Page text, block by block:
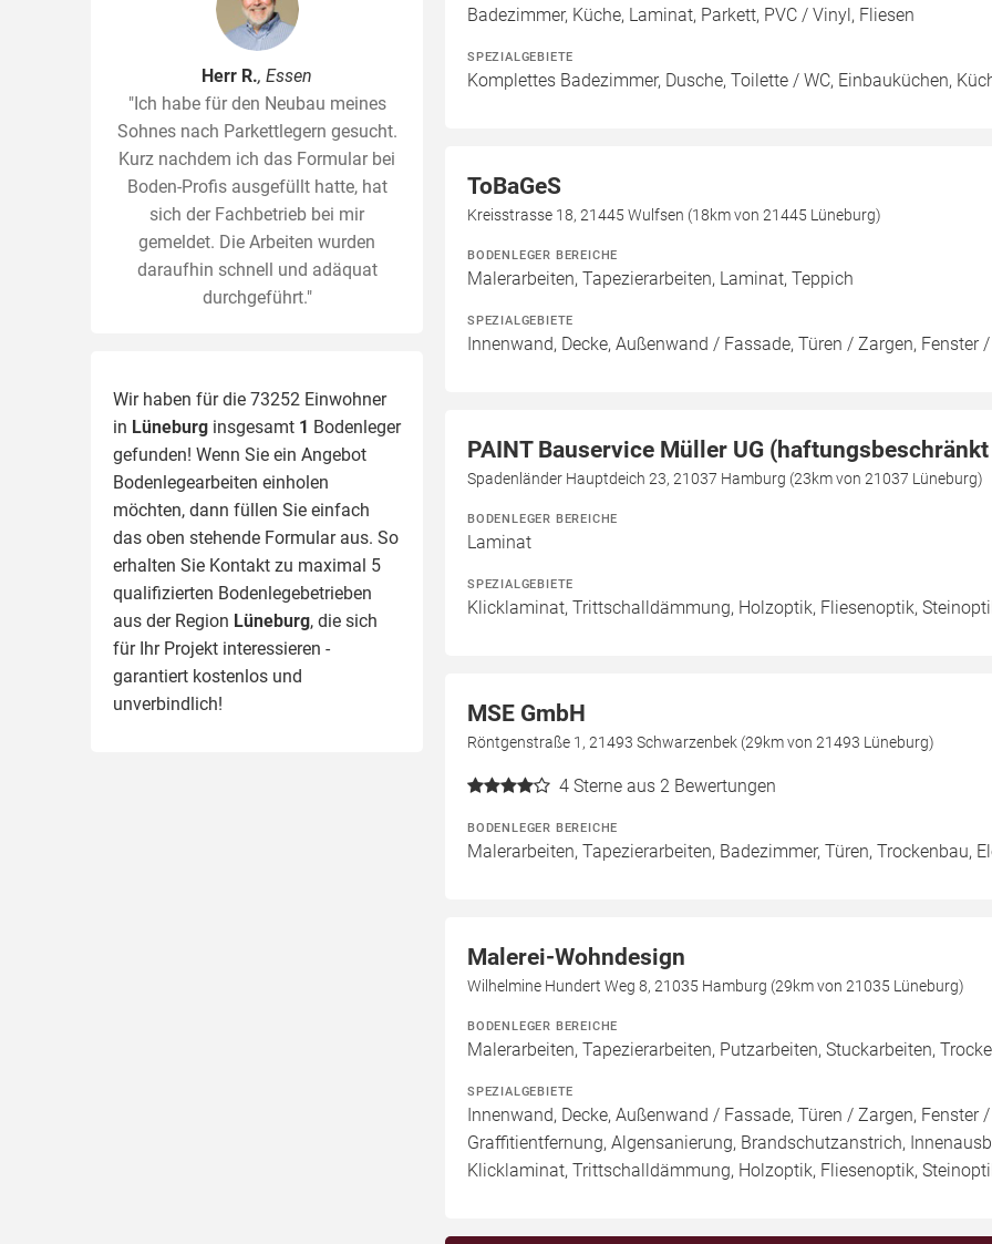
Herr R., Essen
"Ich habe für den Neubau meines
Sohnes nach Parkettlegern gesucht.
Kurz nachdem ich das Formular bei
Boden-Profis ausgefüllt hatte, hat
sich der Fachbetrieb bei mir
gemeldet. Die Arbeiten wurden
daraufhin schnell und adäquat
durchgeführt."
Wir haben für die 73252 Einwohner
in Lüneburg insgesamt 1 Bodenleger
gefunden! Wenn Sie ein Angebot
Bodenlegearbeiten einholen
möchten, dann füllen Sie einfach
das oben stehende Formular aus. So
erhalten Sie Kontakt zu maximal 5
qualifizierten Bodenlegebetrieben
aus der Region Lüneburg, die sich
für Ihr Projekt interessieren -
garantiert kostenlos und
unverbindlich!
Badezimmer, Küche, Laminat, Parkett, PVC / Vinyl, Fliesen
SPEZIALGEBIETE
Komplettes Badezimmer, Dusche, Toilette / WC, Einbauküchen,
ToBaGeS
Kreisstrasse 18, 21445 Wulfsen (18km von 21445 Lüneburg)
BODENLEGER BEREICHE
Malerarbeiten, Tapezierarbeiten, Laminat, Teppich
SPEZIALGEBIETE
Innenwand, Decke, Außenwand / Fassade, Türen / Zargen,
PAINT Bauservice Müller UG
Spadenländer Hauptdeich 23, 21037 Hamburg (23km von 21037 Lüneburg)
BODENLEGER BEREICHE
Laminat
SPEZIALGEBIETE
Klicklaminat, Trittschalldämmung, Holzoptik, Fliesenoptik,
MSE GmbH
Röntgenstraße 1, 21493 Schwarzenbek (29km von 21493 Lüneburg)
4 Sterne aus 2 Bewertungen
BODENLEGER BEREICHE
Malerarbeiten, Tapezierarbeiten, Badezimmer, Türen, Trockenbau,
Malerei-Wohndesign
Wilhelmine Hundert Weg 8, 21035 Hamburg (29km von 21035 Lüneburg)
BODENLEGER BEREICHE
Malerarbeiten, Tapezierarbeiten, Putzarbeiten, Stuckarbeiten,
SPEZIALGEBIETE
Innenwand, Decke, Außenwand / Fassade, Türen / Zargen, Fenster
Graffitientfernung, Algensanierung, Brandschutzanstrich,
Klicklaminat, Trittschalldämmung, Holzoptik, Fliesenoptik,